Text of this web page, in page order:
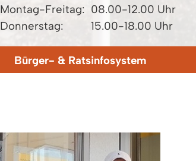
Montag-Freitag: 08.00-12.00 Uhr
Donnerstag:
15.00-18.00 Uhr
Bürger- & Ratsinfosystem